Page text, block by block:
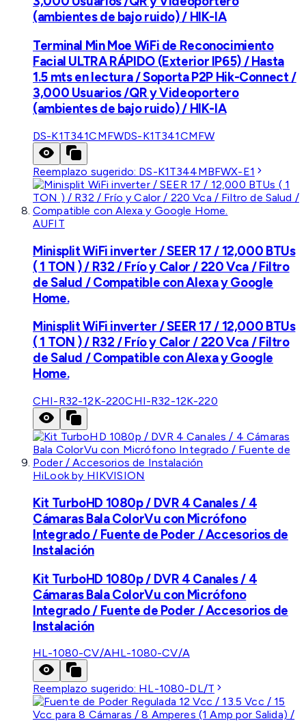
(ambientes de bajo ruido) / HIK-IA
Terminal Min Moe WiFi de Reconocimiento
Facial ULTRA RÁPIDO (Exterior IP65) / Hasta
1.5 mts en lectura / Soporta P2P Hik-Connect /
3,000 Usuarios /QR y Videoportero
(ambientes de bajo ruido) / HIK-IA
DS-K1T341CMFWDS-K1T341CMFW
Reemplazo sugerido: DS-K1T344MBFWX-E1
AUFIT
Minisplit WiFi inverter / SEER 17 / 12,000 BTUs
( 1 TON ) / R32 / Frío y Calor / 220 Vca / Filtro
de Salud / Compatible con Alexa y Google
Home.
Minisplit WiFi inverter / SEER 17 / 12,000 BTUs
( 1 TON ) / R32 / Frío y Calor / 220 Vca / Filtro
de Salud / Compatible con Alexa y Google
Home.
CHI-R32-12K-220CHI-R32-12K-220
HiLook by HIKVISION
Kit TurboHD 1080p / DVR 4 Canales / 4
Cámaras Bala ColorVu con Micrófono
Integrado / Fuente de Poder / Accesorios de
Instalación
Kit TurboHD 1080p / DVR 4 Canales / 4
Cámaras Bala ColorVu con Micrófono
Integrado / Fuente de Poder / Accesorios de
Instalación
HL-1080-CV/AHL-1080-CV/A
Reemplazo sugerido: HL-1080-DL/T